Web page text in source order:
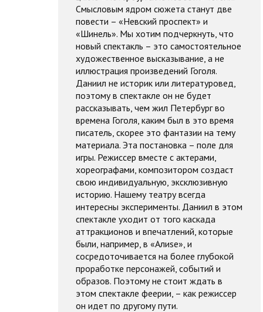
Смысловым ядром сюжета станут две
повести – «Невский проспект» и
«Шинель». Мы хотим подчеркнуть, что
новый спектакль – это самостоятельное
художественное высказывание, а не
иллюстрация произведений Гоголя.
Даниил не историк или литературовед,
поэтому в спектакле он не будет
рассказывать, чем жил Петербург во
времена Гоголя, каким был в это время
писатель, скорее это фантазии на тему
материала. Эта постановка – поле для
игры. Режиссер вместе с актерами,
хореографами, композитором создаст
свою индивидуальную, эксклюзивную
историю. Нашему театру всегда
интересны эксперименты. Даниил в этом
спектакле уходит от того каскада
аттракционов и впечатлений, которые
были, например, в «Алиsе», и
сосредоточивается на более глубокой
проработке персонажей, событий и
образов. Поэтому не стоит ждать в
этом спектакле феерии, – как режиссер
он идет по другому пути.